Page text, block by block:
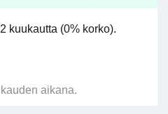
kuukautta (0% korko).
aikana.